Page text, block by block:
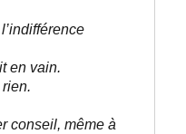
en vain.
conseil, même à